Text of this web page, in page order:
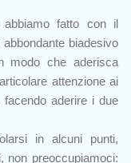
abbiamo fatto con il
biadesivo
modo che aderisca
attenzione ai
aderire i due
in alcuni punti,
non preoccupiamoci: